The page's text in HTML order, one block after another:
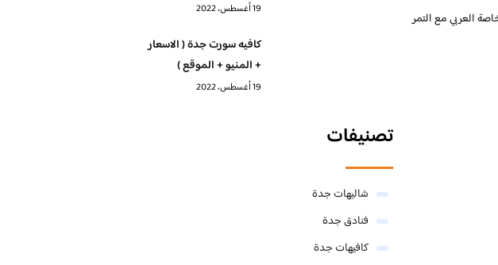
العربي مع التمر
19 أغسطس، 2022
كافيه سورت جدة ( الاسعار
+ المنيو + الموقع )
19 أغسطس، 2022
تصنيفات
شاليهات جدة
فنادق جدة
كافيهات جدة